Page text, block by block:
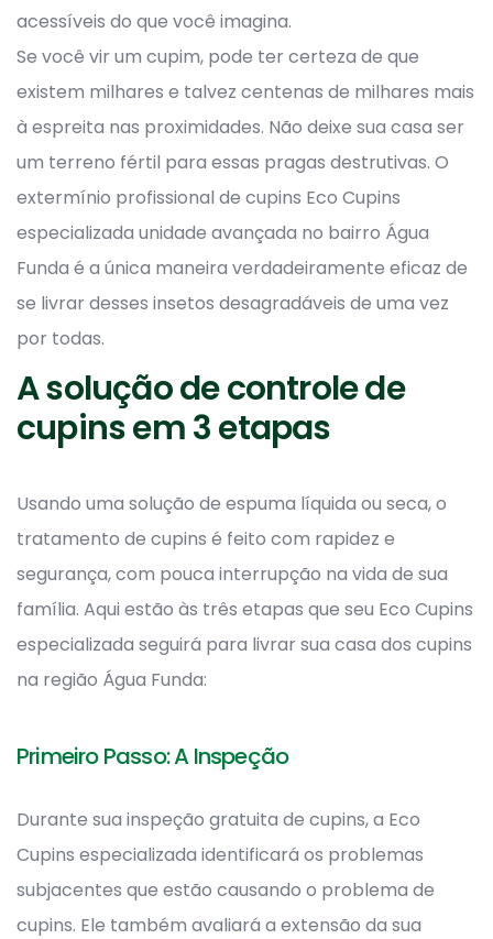
acessíveis do que você imagina.
Se você vir um cupim, pode ter certeza de que
existem milhares e talvez centenas de milhares mais
à espreita nas proximidades. Não deixe sua casa ser
um terreno fértil para essas pragas destrutivas. O
extermínio profissional de cupins Eco Cupins
especializada unidade avançada no bairro Água
Funda é a única maneira verdadeiramente eficaz de
se livrar desses insetos desagradáveis de uma vez
por todas.
A solução de controle de
cupins em 3 etapas
Usando uma solução de espuma líquida ou seca, o
tratamento de cupins é feito com rapidez e
segurança, com pouca interrupção na vida de sua
família. Aqui estão às três etapas que seu Eco Cupins
especializada seguirá para livrar sua casa dos cupins
na região Água Funda:
Primeiro Passo: A Inspeção
Durante sua inspeção gratuita de cupins, a Eco
Cupins especializada identificará os problemas
subjacentes que estão causando o problema de
cupins. Ele também avaliará a extensão da sua